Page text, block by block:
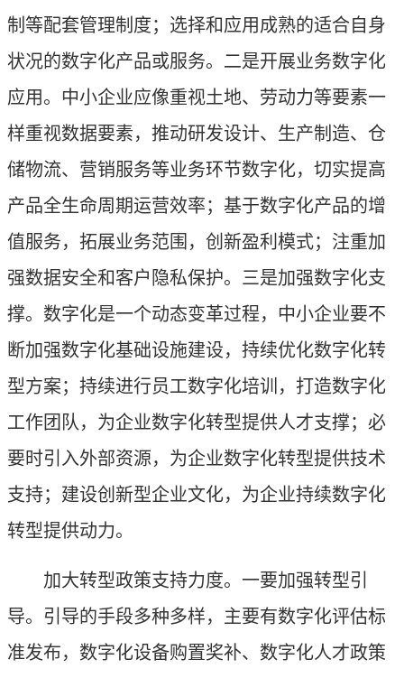
制等配套管理制度；选择和应用成熟的适合自身
状况的数字化产品或服务。二是开展业务数字化
应用。中小企业应像重视土地、劳动力等要素一
样重视数据要素，推动研发设计、生产制造、仓
储物流、营销服务等业务环节数字化，切实提高
产品全生命周期运营效率；基于数字化产品的增
值服务，拓展业务范围，创新盈利模式；注重加
强数据安全和客户隐私保护。三是加强数字化支
撑。数字化是一个动态变革过程，中小企业要不
断加强数字化基础设施建设，持续优化数字化转
型方案；持续进行员工数字化培训，打造数字化
工作团队，为企业数字化转型提供人才支撑；必
要时引入外部资源，为企业数字化转型提供技术
支持；建设创新型企业文化，为企业持续数字化
转型提供动力。
加大转型政策支持力度。一要加强转型引
导。引导的手段多种多样，主要有数字化评估标
准发布，数字化设备购置奖补、数字化人才政策